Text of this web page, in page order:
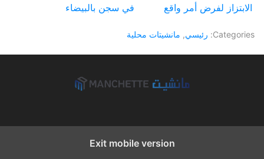
الابتزاز لفرض أمر واقع
في سجن بالبيضاء
Categories: رئيسي, مانشيتات محلية
Exit mobile version